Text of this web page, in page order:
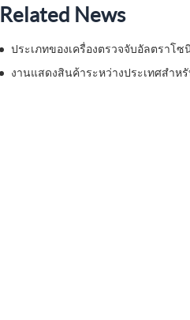
Related News
ประเภทของเครื่องตรวจจับอัลตราโซ
งานแสดงสินค้าระหว่างประเทศสำห